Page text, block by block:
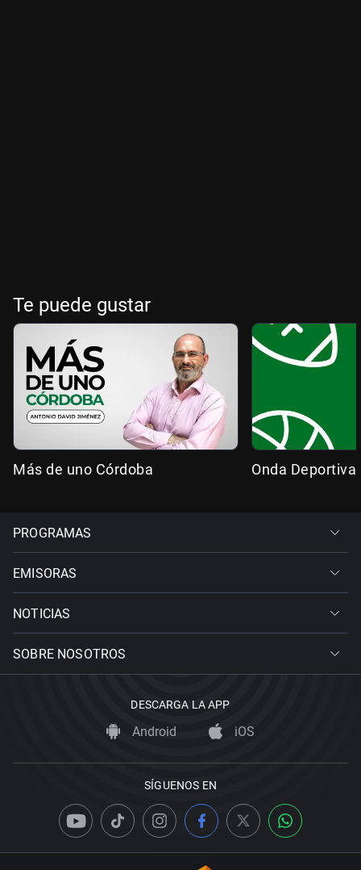
Te puede gustar
Más de uno Córdoba Onda Deportiva
PROGRAMAS
EMISORAS
NOTICIAS
SOBRE NOSOTROS
DESCARGA LA APP
Android iOS
SÍGUENOS EN